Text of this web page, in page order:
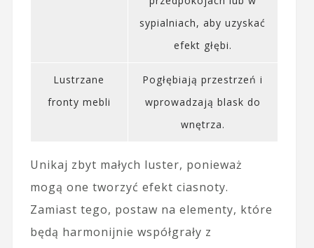
sypialniach, aby uzyskać
efekt głębi.
Lustrzane
fronty mebli
Pogłębiają przestrzeń i
wprowadzają blask do
wnętrza.
Unikaj zbyt małych luster, ponieważ
mogą one tworzyć efekt ciasnoty.
Zamiast tego, postaw na elementy, które
będą harmonijnie współgrały z